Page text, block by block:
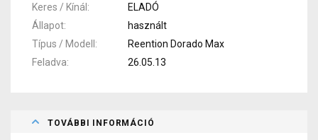
Keres / Kínál
ELADÓ
Állapot
használt
Típus / Modell
Reention Dorado Max
Feladva
26.05.13
TOVÁBBI INFORMÁCIÓ